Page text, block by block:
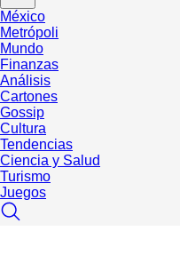
México
Metrópoli
Mundo
Finanzas
Análisis
Cartones
Gossip
Cultura
Tendencias
Ciencia y Salud
Turismo
Juegos